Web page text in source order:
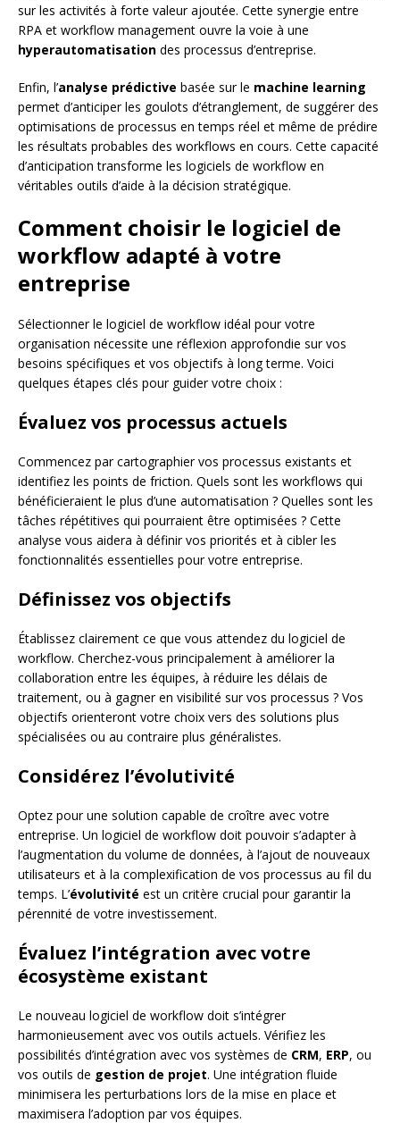
sur les activités à forte valeur ajoutée. Cette synergie entre
RPA et workflow management ouvre la voie à une
hyperautomatisation des processus d’entreprise.
Enfin, l’analyse prédictive basée sur le machine learning
permet d’anticiper les goulots d’étranglement, de suggérer des
optimisations de processus en temps réel et même de prédire
les résultats probables des workflows en cours. Cette capacité
d’anticipation transforme les logiciels de workflow en
véritables outils d’aide à la décision stratégique.
Comment choisir le logiciel de
workflow adapté à votre
entreprise
Sélectionner le logiciel de workflow idéal pour votre
organisation nécessite une réflexion approfondie sur vos
besoins spécifiques et vos objectifs à long terme. Voici
quelques étapes clés pour guider votre choix :
Évaluez vos processus actuels
Commencez par cartographier vos processus existants et
identifiez les points de friction. Quels sont les workflows qui
bénéficieraient le plus d’une automatisation ? Quelles sont les
tâches répétitives qui pourraient être optimisées ? Cette
analyse vous aidera à définir vos priorités et à cibler les
fonctionnalités essentielles pour votre entreprise.
Définissez vos objectifs
Établissez clairement ce que vous attendez du logiciel de
workflow. Cherchez-vous principalement à améliorer la
collaboration entre les équipes, à réduire les délais de
traitement, ou à gagner en visibilité sur vos processus ? Vos
objectifs orienteront votre choix vers des solutions plus
spécialisées ou au contraire plus généralistes.
Considérez l’évolutivité
Optez pour une solution capable de croître avec votre
entreprise. Un logiciel de workflow doit pouvoir s’adapter à
l’augmentation du volume de données, à l’ajout de nouveaux
utilisateurs et à la complexification de vos processus au fil du
temps. L’évolutivité est un critère crucial pour garantir la
pérennité de votre investissement.
Évaluez l’intégration avec votre
écosystème existant
Le nouveau logiciel de workflow doit s’intégrer
harmonieusement avec vos outils actuels. Vérifiez les
possibilités d’intégration avec vos systèmes de CRM, ERP, ou
vos outils de gestion de projet. Une intégration fluide
minimisera les perturbations lors de la mise en place et
maximisera l’adoption par vos équipes.